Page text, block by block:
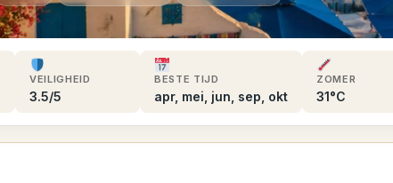
VEILIGHEID
3.5/5
BESTE TIJD
apr, mei, jun, sep, okt
ZOMER
31°C